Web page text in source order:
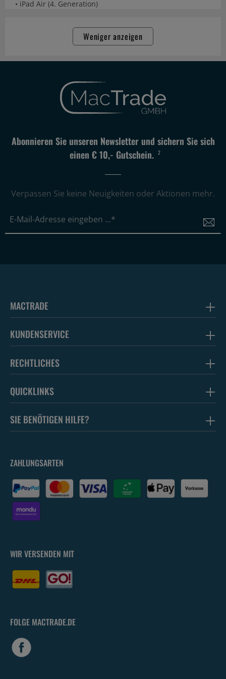
• iPad Air (4. Generation)
Weniger anzeigen
Abonnieren Sie unseren Newsletter und sichern Sie sich
einen € 10,- Gutschein. 2
Verpassen Sie keine Neuigkeiten oder Aktionen mehr.
MACTRADE
KUNDENSERVICE
RECHTLICHES
QUICKLINKS
SIE BENÖTIGEN HILFE?
ZAHLUNGSARTEN
WIR VERSENDEN MIT
FOLGE MACTRADE.DE